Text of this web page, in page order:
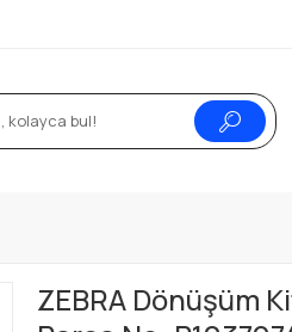
ZEBRA Dönüşüm